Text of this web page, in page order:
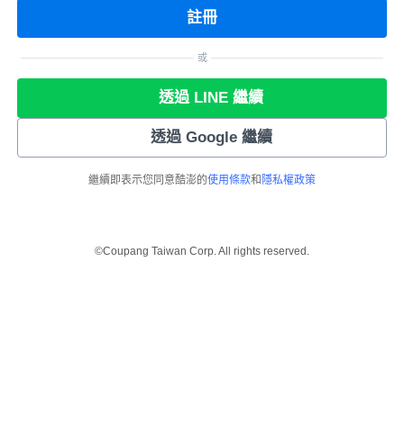
註冊
或
透過 LINE 繼續
透過 Google 繼續
繼續即表示您同意酷澎的使用條款和 隱私權政策
©Coupang Taiwan Corp. All rights reserved.